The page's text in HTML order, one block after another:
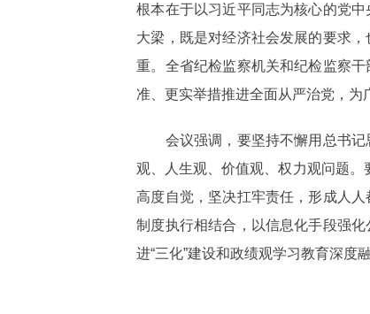
根本在于以习近平同志为核心的党
大梁，既是对经济社会发展的要求
重。全省纪检监察机关和纪检监察
准、更实举措推进全面从严治党，为
会议强调，要坚持不懈用总书记
观、人生观、价值观、权力观问题。
高度自觉，坚决扛牢责任，形成人
制度执行相结合，以信息化手段强
进“三化”建设和政绩观学习教育深度